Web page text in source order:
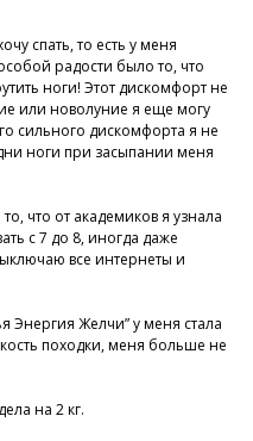
спать, то есть у меня
радости было то, что
ноги! Этот дискомфорт не
или новолуние я еще могу
сильного дискомфорта я не
ноги при засыпании меня
что от академиков я узнала
с 7 до 8, иногда даже
все интернеты и
Энергия Желчи” у меня стала
походки, меня больше не
на 2 кг.